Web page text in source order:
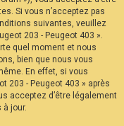
Si vous n’acceptez pas
suivantes, veuillez
203 - Peugeot 403 ».
quel moment et nous
bien que nous vous
En effet, si vous
203 - Peugeot 403 » après
acceptez d’être légalement
jour.